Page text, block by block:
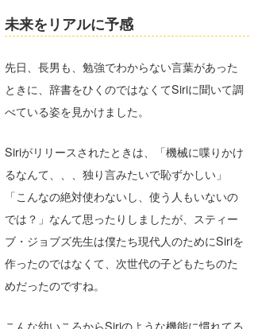
未来をリアルに予感
先日、長男も、勉強でわからない言葉があった
ときに、辞書をひくのではなくてSiriに聞いて調
べている姿を見かけました。
Siriがリリースされたときは、「機械に喋りかけ
るなんて、、、独り言みたいで恥ずかしい」
「こんなの絶対使わないし、使う人もいないの
では？」なんて思ったりしましたが、スティー
ブ・ジョブズ先生は僕たち現代人のためにSiriを
作ったのではなくて、次世代の子どもたちのた
めだったのですね。